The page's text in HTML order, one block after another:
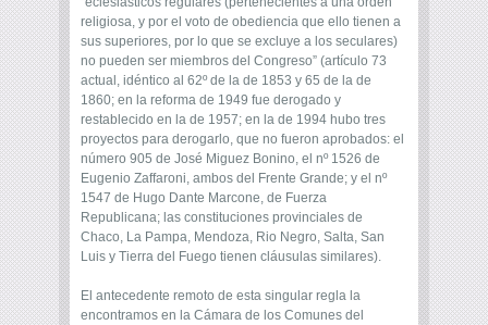
religiosa, y por el voto de obediencia que ello tienen a
sus superiores, por lo que se excluye a los seculares)
no pueden ser miembros del Congreso” (artículo 73
actual, idéntico al 62º de la de 1853 y 65 de la de
1860; en la reforma de 1949 fue derogado y
restablecido en la de 1957; en la de 1994 hubo tres
proyectos para derogarlo, que no fueron aprobados: el
número 905 de José Miguez Bonino, el nº 1526 de
Eugenio Zaffaroni, ambos del Frente Grande; y el nº
1547 de Hugo Dante Marcone, de Fuerza
Republicana; las constituciones provinciales de
Chaco, La Pampa, Mendoza, Rio Negro, Salta, San
Luis y Tierra del Fuego tienen cláusulas similares).
El antecedente remoto de esta singular regla la
encontramos en la Cámara de los Comunes del